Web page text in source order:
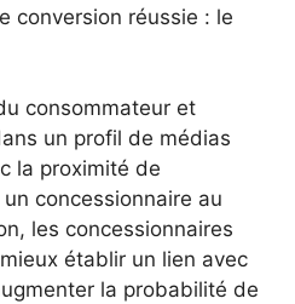
conversion réussie : le
consommateur et
un profil de médias
la proximité de
concessionnaire au
les concessionnaires
établir un lien avec
la probabilité de